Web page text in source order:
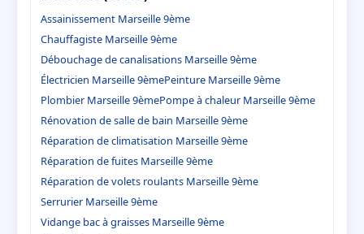
Assainissement Marseille 9ème
Chauffagiste Marseille 9ème
Débouchage de canalisations Marseille 9ème
Électricien Marseille 9èmePeinture Marseille 9ème
Plombier Marseille 9èmePompe à chaleur Marseille 9ème
Rénovation de salle de bain Marseille 9ème
Réparation de climatisation Marseille 9ème
Réparation de fuites Marseille 9ème
Réparation de volets roulants Marseille 9ème
Serrurier Marseille 9ème
Vidange bac à graisses Marseille 9ème